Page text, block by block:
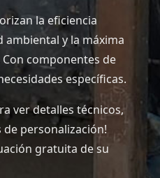
la eficiencia
ambiental y la máxima
componentes de
específicas.
ver detalles técnicos,
personalización!
gratuita de su